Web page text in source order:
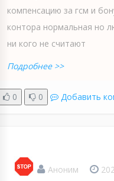
компенсацию за гсм и
контора нормальная но
ни кого не считают
Подробнее >>
0 0 Добавить
Аноним